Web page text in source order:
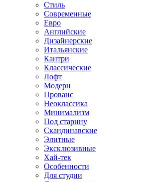
Стиль
Современные
Евро
Английские
Дизайнерские
Итальянские
Кантри
Классические
Лофт
Модерн
Прованс
Неоклассика
Минимализм
Под старину
Скандинавские
Элитные
Эксклюзивные
Хай-тек
Особенности
Для студии